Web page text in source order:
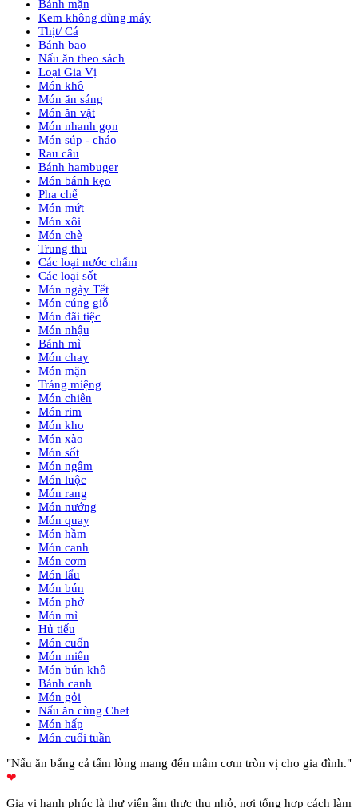
Bánh mặn
Kem không dùng máy
Thịt/ Cá
Bánh bao
Nấu ăn theo sách
Loại Gia Vị
Món khô
Món ăn sáng
Món ăn vặt
Món nhanh gọn
Món súp - cháo
Rau câu
Bánh hambuger
Món bánh kẹo
Pha chế
Món mứt
Món xôi
Món chè
Trung thu
Các loại nước chấm
Các loại sốt
Món ngày Tết
Món cúng giỗ
Món đãi tiệc
Món nhậu
Bánh mì
Món chay
Món mặn
Tráng miệng
Món chiên
Món rim
Món kho
Món xào
Món sốt
Món ngâm
Món luộc
Món rang
Món nướng
Món quay
Món hầm
Món canh
Món cơm
Món lẩu
Món bún
Món phở
Món mì
Hủ tiếu
Món cuốn
Món miến
Món bún khô
Bánh canh
Món gỏi
Nấu ăn cùng Chef
Món hấp
Món cuối tuần
"Nấu ăn bằng cả tấm lòng mang đến mâm cơm tròn vị cho gia đình."
❤
Gia vị hạnh phúc là thư viện ẩm thực thu nhỏ, nơi tổng hợp cách làm